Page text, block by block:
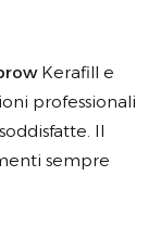
Kerafill e
professionali
Il
sempre